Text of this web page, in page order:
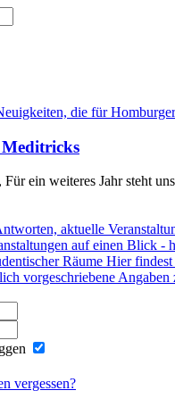
die für
Meditricks
Für ein weiteres Jahr steht
aktuelle
auf einen Blick -
Räume Hier findest
vorgeschriebene
vergessen?